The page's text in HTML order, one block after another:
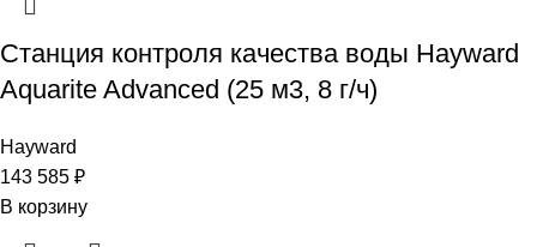
Станция контроля качества воды Hayward
Aquarite Advanced (25 м3, 8 г/ч)
Hayward
143 585 ₽
В корзину